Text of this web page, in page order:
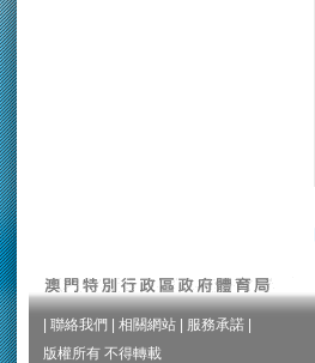
聯絡我們 相關網站 服務承諾
版權所有 不得轉載